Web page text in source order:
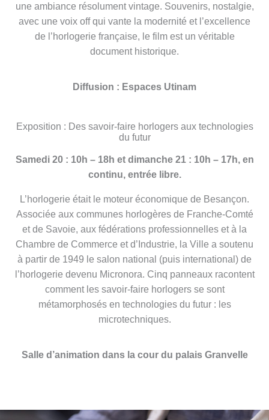
une ambiance résolument vintage. Souvenirs, nostalgie,
avec une voix off qui vante la modernité et l’excellence
de l’horlogerie française, le film est un véritable
document historique.
Diffusion : Espaces Utinam
Exposition : Des savoir-faire horlogers aux technologies
du futur
Samedi 20 : 10h – 18h et dimanche 21 : 10h – 17h, en
continu, entrée libre.
L’horlogerie était le moteur économique de Besançon.
Associée aux communes horlogères de Franche-Comté
et de Savoie, aux fédérations professionnelles et à la
Chambre de Commerce et d’Industrie, la Ville a soutenu
à partir de 1949 le salon national (puis international) de
l’horlogerie devenu Micronora. Cinq panneaux racontent
comment les savoir-faire horlogers se sont
métamorphosés en technologies du futur : les
microtechniques.
Salle d’animation dans la cour du palais Granvelle